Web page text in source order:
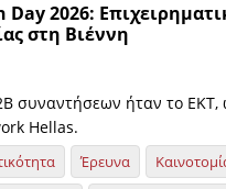
2026:
στη Βιέννη
συναντήσεων ήταν το ΕΚΤ,
Hellas.
Έρευνα